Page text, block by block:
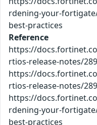
rdening-your-
best-practices
Reference
https://
rtios-release-notes/
https://
rtios-release-notes/
https://
rdening-your-
best-practices